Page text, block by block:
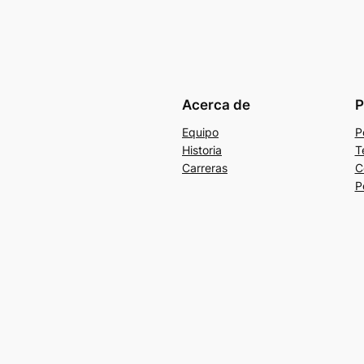
Acerca de
Equipo
Historia
Carreras